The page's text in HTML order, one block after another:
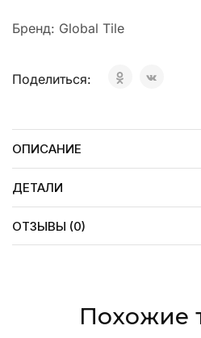
Бренд: Global Tile
Поделиться:
ОПИСАНИЕ
ДЕТАЛИ
ОТЗЫВЫ (0)
Похожие